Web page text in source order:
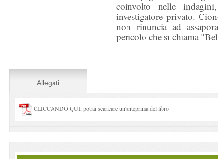
coinvolto nelle
investigatore privato.
non rinuncia ad
pericolo che si chiama
Allegati
CLICCANDO QUI, potrai scaricare un'anteprima del libro